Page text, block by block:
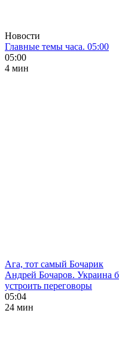
Новости
Главные темы часа. 05:00
05:00
4 мин
Ага, тот самый Бочарик
Андрей Бочаров. Украина
устроить переговоры
05:04
24 мин